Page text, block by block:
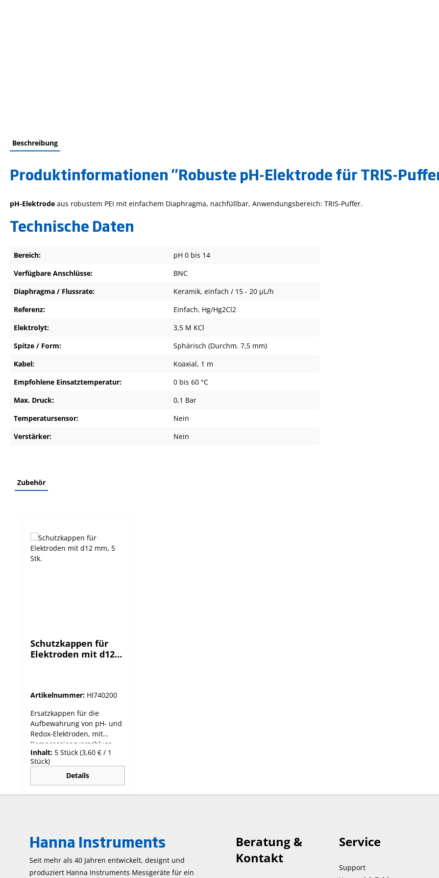
Beschreibung
Produktinformationen "Robuste pH-Elektrode für TRIS-
pH-Elektrode aus robustem PEI mit einfachem Diaphragma, nachfüllbar, Anwendungsbereich: TRIS-Puffer.
Technische Daten
Bereich:
pH 0 bis 14
Verfügbare Anschlüsse:
BNC
Diaphragma / Flussrate:
Keramik, einfach / 15 - 20 µL/h
Referenz:
Einfach, Hg/Hg2Cl2
Elektrolyt:
3,5 M KCl
Spitze / Form:
Sphärisch (Durchm. 7,5 mm)
Kabel:
Koaxial, 1 m
Empfohlene Einsatztemperatur:
0 bis 60 °C
Max. Druck:
0,1 Bar
Temperatursensor:
Nein
Verstärker:
Nein
Zubehör
Schutzkappen für
Elektroden mit d12
Artikelnummer: HI740200
Ersatzkappen für die
Aufbewahrung von pH- und
Redox-Elektroden, mit
Kompressionsverschluss.
Für alle Standard-pH-und
Redox-Elektroden mit 12
mm Ausssendurchmesser
geeignet. Diese
halbtransparenten
Elektrodensensors und
Diaphragmas mit
Aufbewahrungslösung.
Inhalt: 5 Stück (3,60 € / 1
Stück)
Details
Hanna Instruments
Seit mehr als 40 Jahren entwickelt, designt und
produziert Hanna Instruments Mess­geräte für ein
Beratung &
Kontakt
Service
Support